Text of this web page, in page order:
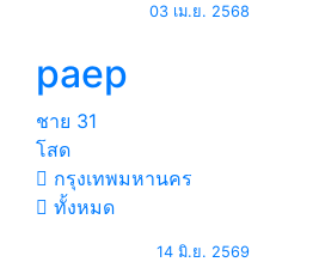
03 เม.ย. 2568
paep
ชาย 31
โสด
กรุงเทพมหานคร
ทั้งหมด
14 มิ.ย. 2569